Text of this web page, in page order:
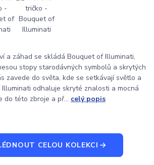
a záhad se skládá Bouquet of Illuminati,
stopy starodávných symbolů a skrytých
zavede do světa, kde se setkávají světlo a
odhaluje skryté znalosti a mocná
do této zbroje a př... celý popis
CELOU KOLEKCI